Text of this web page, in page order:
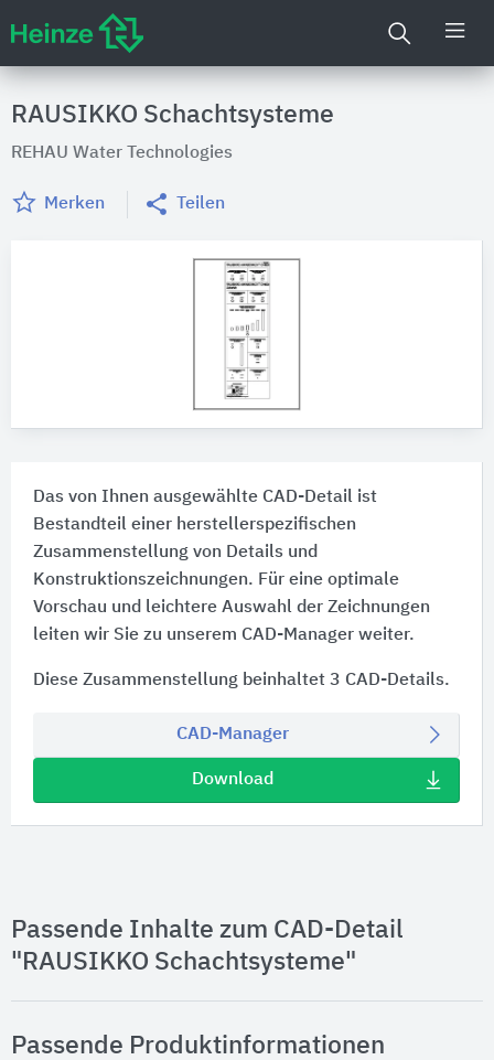
RAUSIKKO Schachtsysteme
REHAU Water Technologies
Merken Teilen
Das von Ihnen ausgewählte CAD-Detail ist
Bestandteil einer herstellerspezifischen
Zusammenstellung von Details und
Konstruktionszeichnungen. Für eine optimale
Vorschau und leichtere Auswahl der Zeichnungen
leiten wir Sie zu unserem CAD-Manager weiter.
Diese Zusammenstellung beinhaltet 3 CAD-Details.
CAD-Manager
Download
Passende Inhalte zum CAD-Detail
"RAUSIKKO Schachtsysteme"
Passende Produktinformationen